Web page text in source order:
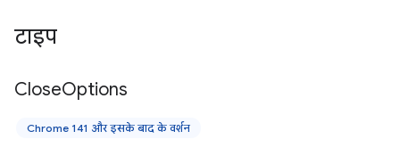
टाइप
CloseOptions
Chrome 141 और इसके बाद के वर्शन